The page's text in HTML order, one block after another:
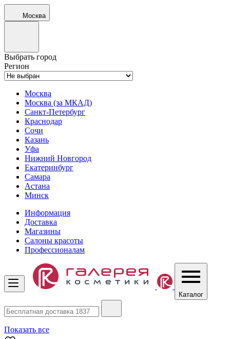
Москва
Выбрать город
Регион
Москва
Москва (за МКАД)
Санкт-Петербург
Краснодар
Сочи
Казань
Уфа
Нижний Новгород
Екатеринбург
Самара
Астана
Минск
Информация
Доставка
Магазины
Салоны красоты
Профессионалам
Каталог
Показать все